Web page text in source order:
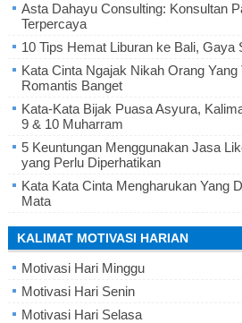
Asta Dahayu Consulting: Konsultan
Terpercaya
10 Tips Hemat Liburan ke Bali, Gaya
Kata Cinta Ngajak Nikah Orang Yang
Romantis Banget
Kata-Kata Bijak Puasa Asyura,
9 & 10 Muharram
5 Keuntungan Menggunakan Jasa
yang Perlu Diperhatikan
Kata Kata Cinta Mengharukan Yang
Mata
KALIMAT MOTIVASI HARIAN
Motivasi Hari Minggu
Motivasi Hari Senin
Motivasi Hari Selasa